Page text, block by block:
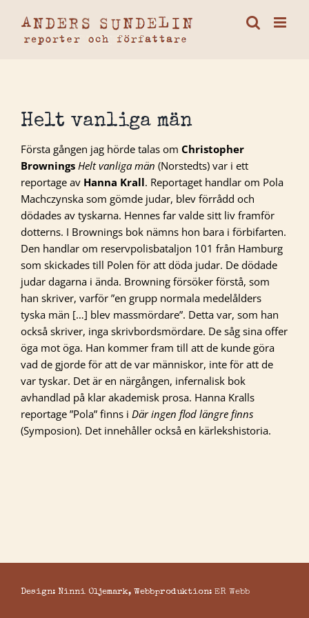
innehållet
Helt vanliga män
Första gången jag hörde talas om Christopher
Brownings Helt vanliga män (Norstedts) var i ett
reportage av Hanna Krall. Reportaget handlar om Pola
Machczynska som gömde judar, blev förrådd och
dödades av tyskarna. Hennes far valde sitt liv framför
dotterns. I Brownings bok nämns hon bara i förbifarten.
Den handlar om reservpolisbataljon 101 från Hamburg
som skickades till Polen för att döda judar. De dödade
judar dagarna i ända. Browning försöker förstå, som
han skriver, varför ”en grupp normala medelålders
tyska män […] blev massmördare”. Detta var, som han
också skriver, inga skrivbordsmördare. De såg sina offer
öga mot öga. Han kommer fram till att de kunde göra
vad de gjorde för att de var människor, inte för att de
var tyskar. Det är en närgången, infernalisk bok
avhandlad på klar akademisk prosa. Hanna Kralls
reportage ”Pola” finns i Där ingen flod längre finns
(Symposion). Det innehåller också en kärlekshistoria.
Design: Ninni Oljemark, Webbproduktion: ER Webb